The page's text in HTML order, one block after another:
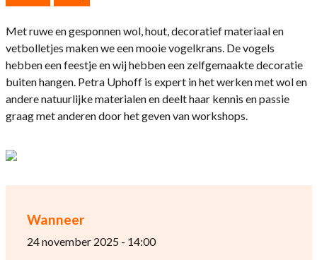
Wanneer
24 november 2025 - 14:00
Met ruwe en gesponnen wol, hout, decoratief materiaal en
vetbolletjes maken we een mooie vogelkrans. De vogels
hebben een feestje en wij hebben een zelfgemaakte decoratie
buiten hangen. Petra Uphoff is expert in het werken met wol en
andere natuurlijke materialen en deelt haar kennis en passie
graag met anderen door het geven van workshops.